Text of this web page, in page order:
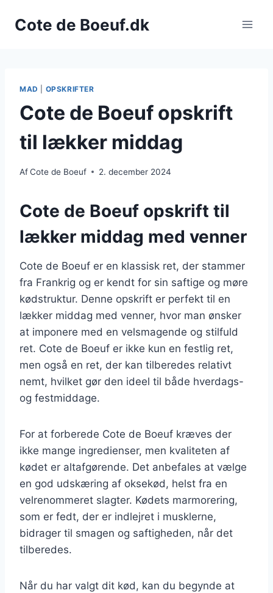
Cote de Boeuf.dk
MAD OPSKRIFTER
Cote de Boeuf opskrift
til lækker middag
AfCote de Boeuf 2. december 2024
Cote de Boeuf opskrift til
lækker middag med venner
Cote de Boeuf er en klassisk ret, der stammer
fra Frankrig og er kendt for sin saftige og møre
kødstruktur. Denne opskrift er perfekt til en
lækker middag med venner, hvor man ønsker
at imponere med en velsmagende og stilfuld
ret. Cote de Boeuf er ikke kun en festlig ret,
men også en ret, der kan tilberedes relativt
nemt, hvilket gør den ideel til både hverdags-
og festmiddage.
For at forberede Cote de Boeuf kræves der
ikke mange ingredienser, men kvaliteten af
kødet er altafgørende. Det anbefales at vælge
en god udskæring af oksekød, helst fra en
velrenommeret slagter. Kødets marmorering,
som er fedt, der er indlejret i musklerne,
bidrager til smagen og saftigheden, når det
tilberedes.
Når du har valgt dit kød, kan du begynde at